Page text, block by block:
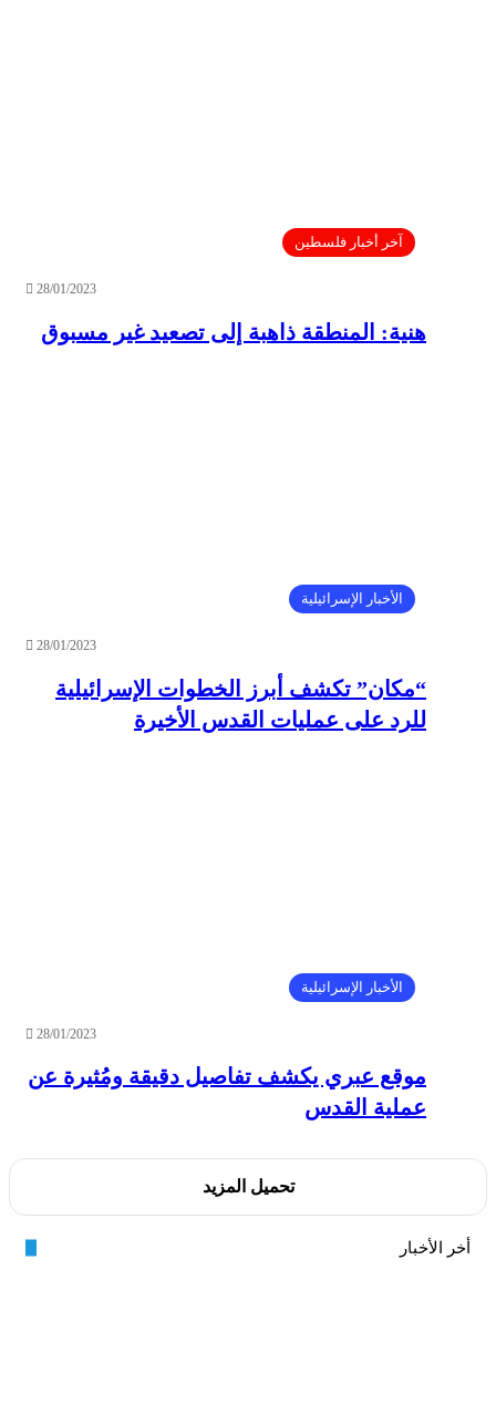
آخر أخبار فلسطين
28/01/2023
هنية: المنطقة ذاهبة إلى تصعيد غير مسبوق
الأخبار الإسرائيلية
28/01/2023
“مكان” تكشف أبرز الخطوات الإسرائيلية
للرد على عمليات القدس الأخيرة
الأخبار الإسرائيلية
28/01/2023
موقع عبري يكشف تفاصيل دقيقة ومُثيرة عن
عملية القدس
تحميل المزيد
أخر الأخبار